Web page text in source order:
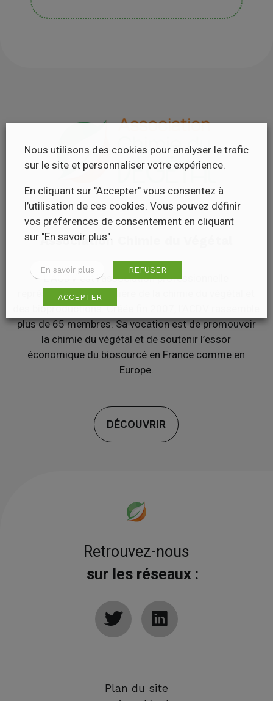
Association Chimie du Végétal
L’ACDV est l’association professionnelle
représentative de la filière de la chimie du végétal et
des bioproductions. Créée fin 2007, l’ACDV rassemble
plus de 65 membres. Sa vocation est de promouvoir
la chimie du végétal et de soutenir l’essor
économique du biosourcé en France comme en
Europe.
DÉCOUVRIR
Retrouvez-nous
sur les réseaux :
Plan du site
Nous utilisons des cookies pour analyser le trafic
sur le site et personnaliser votre expérience.
En cliquant sur "Accepter" vous consentez à
l’utilisation de ces cookies. Vous pouvez définir
vos préférences de consentement en cliquant
sur "En savoir plus".
En savoir plus REFUSER
ACCEPTER